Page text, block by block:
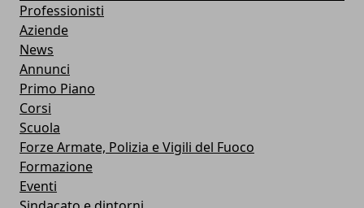
Professionisti
Aziende
News
Annunci
Primo Piano
Corsi
Scuola
Forze Armate, Polizia e Vigili del Fuoco
Formazione
Eventi